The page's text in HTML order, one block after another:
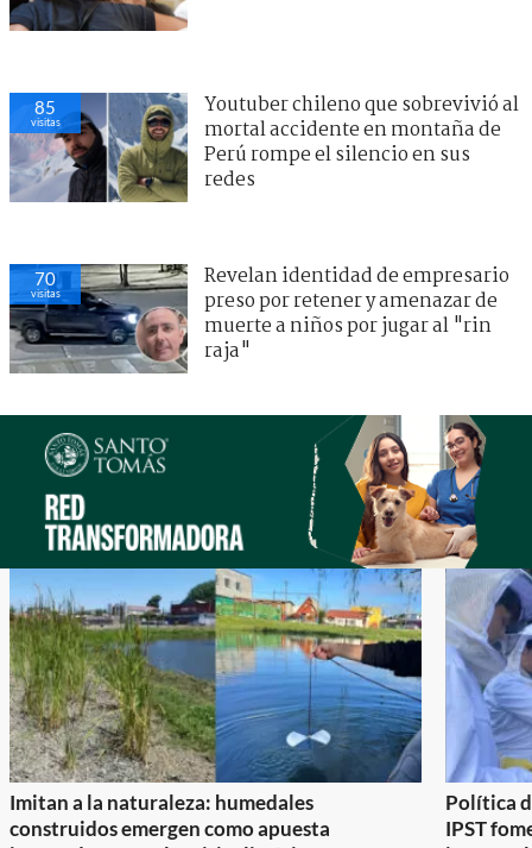
85
visitas
Youtuber chileno que sobrevivió al
mortal accidente en montaña de
Perú rompe el silencio en sus
redes
70
visitas
Revelan identidad de empresario
preso por retener y amenazar de
muerte a niños por jugar al "rin
raja"
Imitan a la naturaleza: humedales
construidos emergen como apuesta
Política
IPST